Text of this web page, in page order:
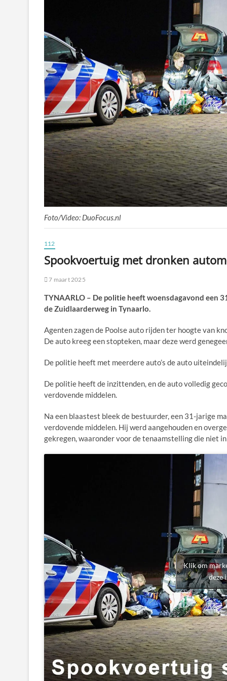
Foto/Video: DuoFocus.nl
112
Spookvoertuig met dronken
7 maart 2025
TYNAARLO – De politie heeft woensdagavond een
de Zuidlaarderweg in Tynaarlo.
Agenten zagen de Poolse auto rijden ter hoogte van
De auto kreeg een stopteken, maar deze werd
De politie heeft met meerdere auto’s de auto
De politie heeft de inzittenden, en de auto volledig
verdovende middelen.
Na een blaastest bleek de bestuurder, een 31-jarige
verdovende middelen. Hij werd aangehouden en
gekregen, waaronder voor de tenaamstelling die niet
Klik om
deze